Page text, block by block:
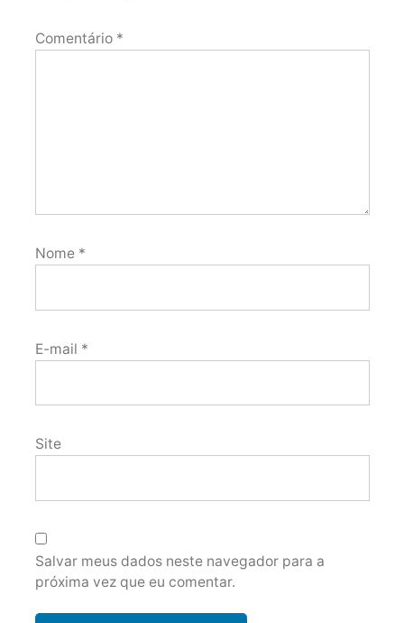
Comentário *
Nome *
E-mail *
Site
Salvar meus dados neste navegador para a
próxima vez que eu comentar.